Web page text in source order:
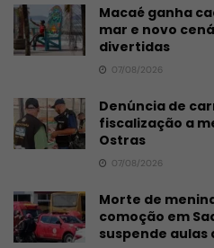
Macaé ganha
mar e novo
divertidas
07/08/2026
Denúncia de
fiscalização a
Ostras
07/08/2026
Morte de
comoção em
suspende aulas